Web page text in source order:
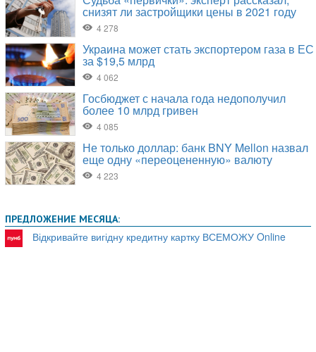
ПРЕДЛОЖЕНИЕ МЕСЯЦА:
Відкривайте вигідну кредитну картку ВСЕМОЖУ Online